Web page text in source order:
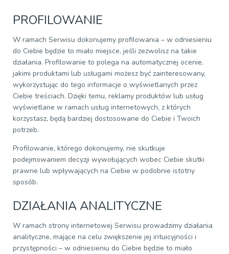
PROFILOWANIE
W ramach Serwisu dokonujemy profilowania – w odniesieniu
do Ciebie będzie to miało miejsce, jeśli zezwolisz na takie
działania. Profilowanie to polega na automatycznej ocenie,
jakimi produktami lub usługami możesz być zainteresowany,
wykorzystując do tego informacje o wyświetlanych przez
Ciebie treściach. Dzięki temu, reklamy produktów lub usług
wyświetlane w ramach usług internetowych, z których
korzystasz, będą bardziej dostosowane do Ciebie i Twoich
potrzeb.
Profilowanie, którego dokonujemy, nie skutkuje
podejmowaniem decyzji wywołujących wobec Ciebie skutki
prawne lub wpływających na Ciebie w podobnie istotny
sposób.
DZIAŁANIA ANALITYCZNE
W ramach strony internetowej Serwisu prowadzimy działania
analityczne, mające na celu zwiększenie jej intuicyjności i
przystępności – w odniesieniu do Ciebie będzie to miało